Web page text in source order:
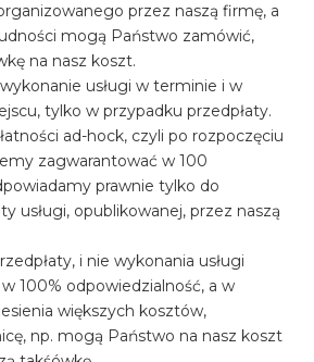
przez naszą firmę, a
mogą Państwo zamówić,
na nasz koszt.
usługi w terminie i w
tylko w przypadku przedpłaty.
ad-hock, czyli po rozpoczęciu
zagwarantować w 100
prawnie tylko do
usługi, opublikowanej, przez naszą
i nie wykonania usługi
100% odpowiedzialność, a w
większych kosztów,
np. mogą Państwo na nasz koszt